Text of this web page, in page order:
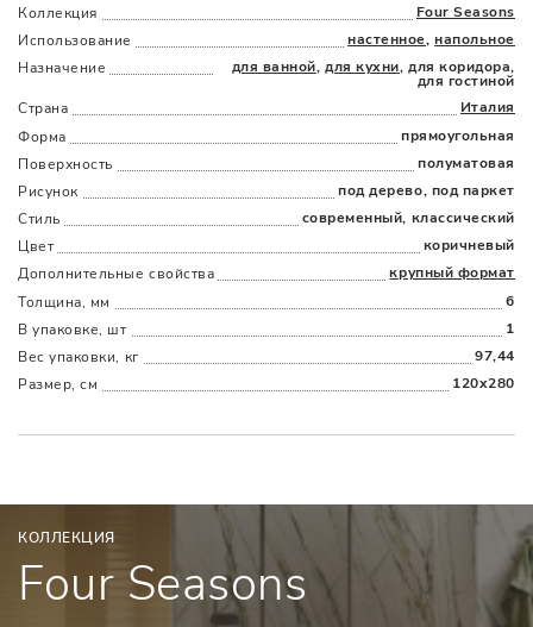
Коллекция
Four Seasons
Использование
настенное,напольное
Назначение
для ванной,для кухни, для коридора,
для гостиной
Страна
Италия
Форма
прямоугольная
Поверхность
полуматовая
Рисунок
под дерево, под паркет
Стиль
современный, классический
Цвет
коричневый
Дополнительные cвойства
крупный формат
Толщина, мм
6
В упаковке, шт
1
Вес упаковки, кг
97,44
Размер, см
120x280
Наличыми
КОЛЛЕКЦИЯ
Four Seasons